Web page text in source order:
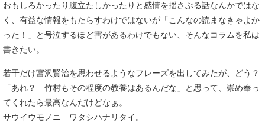
おもしろかったり腹立たしかったりと感情を揺さぶる話なんかではな
く、有益な情報をもたらすわけではないが「こんなの読まなきゃよか
った！」と号泣するほど害があるわけでもない、そんなコラムを私は
書きたい。
若干だけ宮沢賢治を思わせるようなフレーズを出してみたが、どう？
「あれ？ 竹村もその程度の教養はあるんだな」と思って、崇め奉っ
てくれたら最高なんだけどなぁ。
サウイウモノニ ワタシハナリタイ。